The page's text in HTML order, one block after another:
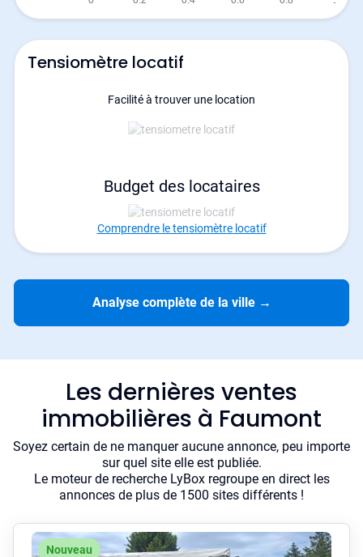
Tensiomètre locatif
Facilité à trouver une location
Budget des locataires
Comprendre le tensiomètre locatif
Analyse complète de la ville →
Les dernières ventes
immobilières à Faumont
Soyez certain de ne manquer aucune annonce, peu importe
sur quel site elle est publiée.
Le moteur de recherche LyBox regroupe en direct les
annonces de plus de 1500 sites différents !
Nouveau